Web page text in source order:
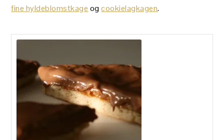
fine hyldeblomstkage ogcookielagkagen.